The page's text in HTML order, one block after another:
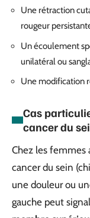
Une rétraction
rougeur
Un écoulement
unilatéral ou
Une modification
Cas
cancer du
Chez les
cancer du sein
une douleur ou
gauche peut